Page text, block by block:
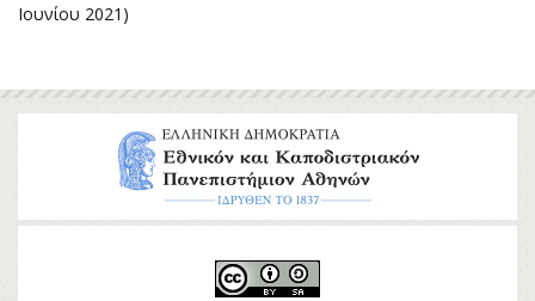
Ιουνίου 2021)